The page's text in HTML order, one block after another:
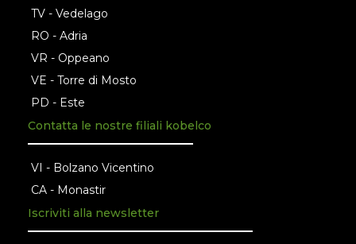
TV - Vedelago
RO - Adria
VR - Oppeano
VE - Torre di Mosto
PD - Este
Contatta le nostre filiali kobelco
VI - Bolzano Vicentino
CA - Monastir
Iscriviti alla newsletter